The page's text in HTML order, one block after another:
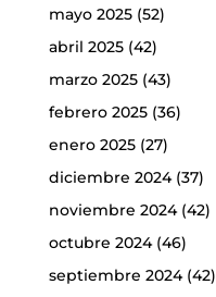
mayo 2025(52)
abril 2025(42)
marzo 2025(43)
febrero 2025(36)
enero 2025(27)
diciembre 2024(37)
noviembre 2024(42)
octubre 2024(46)
septiembre 2024(42)